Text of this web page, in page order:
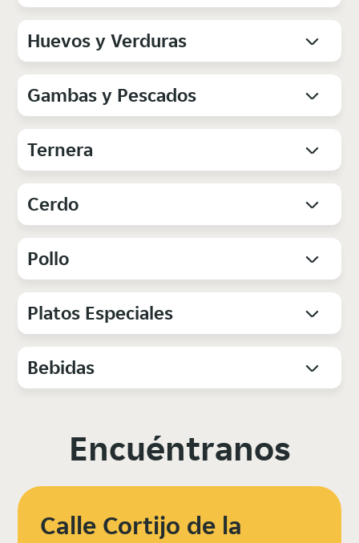
Huevos y Verduras
Gambas y Pescados
Ternera
Cerdo
Pollo
Platos Especiales
Bebidas
Encuéntranos
Calle Cortijo de la